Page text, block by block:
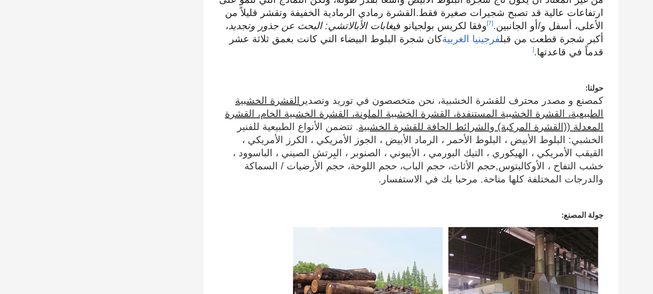
ارتفاعات عالية قد تصبح شجيرات صغيرة فقط.القشرة رمادي الرمادية الخفيفة وتقشر قليلاً من
الأعلى، أسفل و/أو الجانبين.[7] وفقا لكريس بولجيانو فيغابات الأبالاتشي: البحث عن جذور وتجديد،
أكبر شجرة قطعت من قبلفرجينيا الغربيةكان شجرة البلوط البيضاء التي كانت بعمق ثلاثة عشر
قدماً في قاعدتها.[
حولنا:
كمصنع و مصدر محترف للقشرة الخشبية، نحن متخصصون في توريد وتصدير القشرة الخشبية
الطبيعية، القشرة الخشبية المستنفدة، القشرة الخشبية الملونة، القشرة الخشبية الخام، القشرة
المعدلة ((القشرة المركبة) والشرائط الحافة للقشرة الخشبية. تتضمن الأنواع الطبيعية للفنير
الخشبي: البلوط الأبيض ، البلوط الأحمر ، الرماد الأبيض ، الجوز الأمريكي ، الكرز الأمريكي ،
القيقب الأمريكي ، الهيكوري ، التيك البورمي ، الأيبوني ، الصنوبر ، البِرتش الصيني ، الباسوود ،
خشب التفاح ، الأوكالبتوس,حجم الأثاث، حجم الباب، حجم اللوحة، حجم الأرضيات / السماكة
والدرجات المختلفة كلها متاحة. مرحبا بك في الاستفسار.
جولة المصنع: